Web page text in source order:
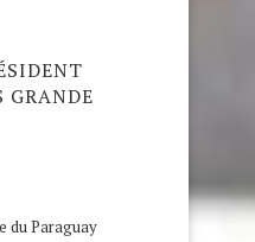
GRANDE
du Paraguay